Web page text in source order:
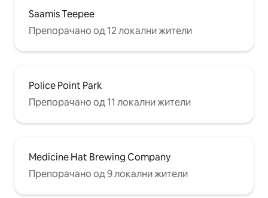
Saamis Teepee
Препорачано од 12 локални жители
Police Point Park
Препорачано од 11 локални жители
Medicine Hat Brewing Company
Препорачано од 9 локални жители